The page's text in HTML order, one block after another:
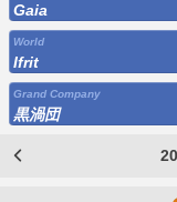
Gaia
World
Ifrit
Grand Company
黒渦団